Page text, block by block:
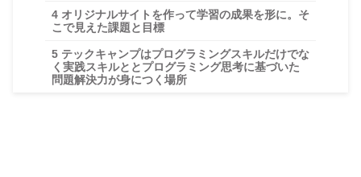
4 オリジナルサイトを作って学習の成果を形に。そ
こで見えた課題と目標
5 テックキャンプはプログラミングスキルだけでな
く実践スキルととプログラミング思考に基づいた
問題解決力が身につく場所